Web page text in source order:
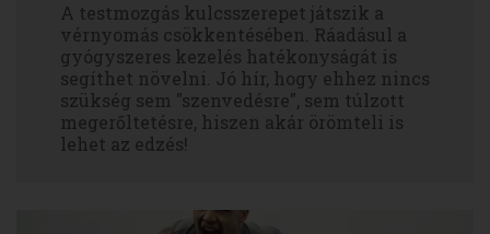
A testmozgás kulcsszerepet játszik a
vérnyomás csökkentésében. Ráadásul a
gyógyszeres kezelés hatékonyságát is
segíthet növelni. Jó hír, hogy ehhez nincs
szükség sem "szenvedésre", sem túlzott
megerőltetésre, hiszen akár örömteli is
lehet az edzés!